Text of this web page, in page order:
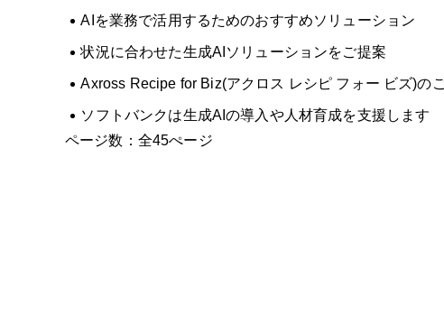
AIを業務で活用するためのおすすめソリューション
状況に合わせた生成AIソリューションをご提案
Axross Recipe for Biz(アクロス レシピ フォー ビズ)の
ソフトバンクは生成AIの導入や人材育成を支援します
ページ数：全45ぺージ